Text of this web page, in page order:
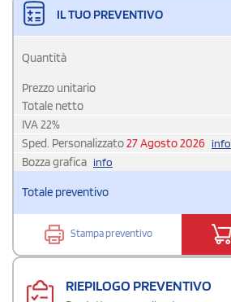
IL TUO PREVENTIVO
Quantità
Prezzo unitario
Totale netto
IVA22%
Sped. Personalizzato27 Agosto 2026 info
Bozza grafica info
Totale preventivo
Stampa preventivo
RIEPILOGO PREVENTIVO